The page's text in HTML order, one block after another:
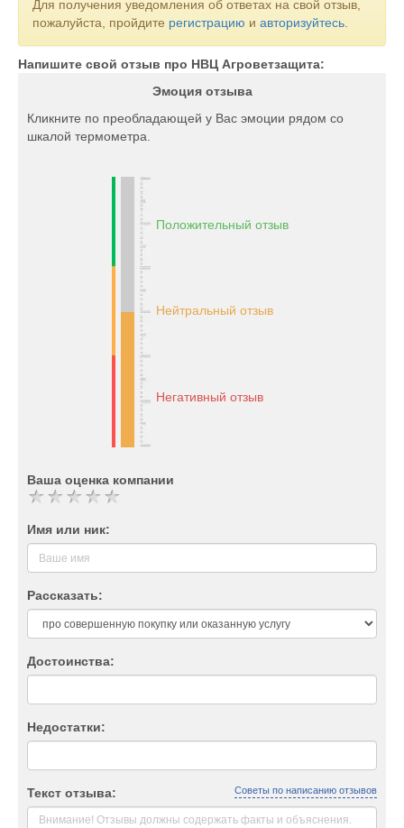
Для получения уведомления об ответах на свой отзыв,
пожалуйста, пройдите регистрацию и авторизуйтесь
Напишите свой отзыв про НВЦ Агроветзащита:
Эмоция отзыва
Кликните по преобладающей у Вас эмоции рядом со
шкалой термометра.
Положительный отзыв
Нейтральный отзыв
Негативный отзыв
Ваша оценка компании
Имя или ник:
Рассказать:
Достоинства:
Недостатки:
Текст отзыва: Советы по написанию отзывов